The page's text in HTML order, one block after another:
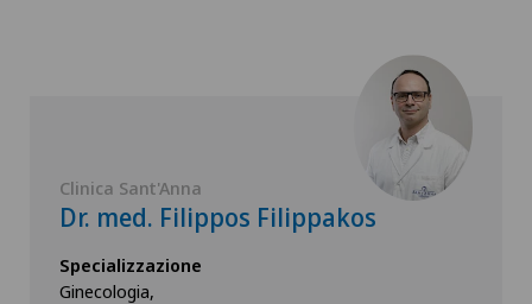
Clinica Sant'Anna
Dr. med. Filippos Filippakos
Specializzazione
Ginecologia,